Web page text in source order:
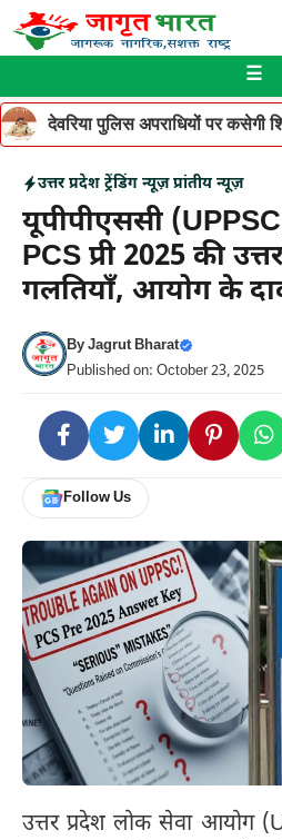
Skip
to
☰
देवरिया पुलिस अपराधियों पर कसेगी
उत्तर प्रदेश ट्रेंडिंग न्यूज़ प्रांतीय न्यूज़
यूपीपीएससी
PCS प्री 2025 की
गलतियाँ, आयोग के
ByJagrut Bharat
Published on: October 23, 2025
Follow Us
उत्तर प्रदेश लोक सेवा आयोग